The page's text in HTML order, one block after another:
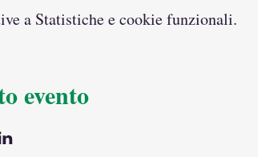
a Statistiche e cookie funzionali.
evento